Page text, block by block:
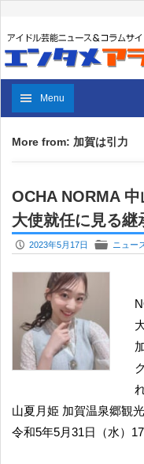
Menu
More from: 加賀は引力
OCHA NORMA
大使就任に見る継
P 2023年5月17日 F ニュー
山夏月姫 加賀温泉郷観
令和5年5月31日（水）